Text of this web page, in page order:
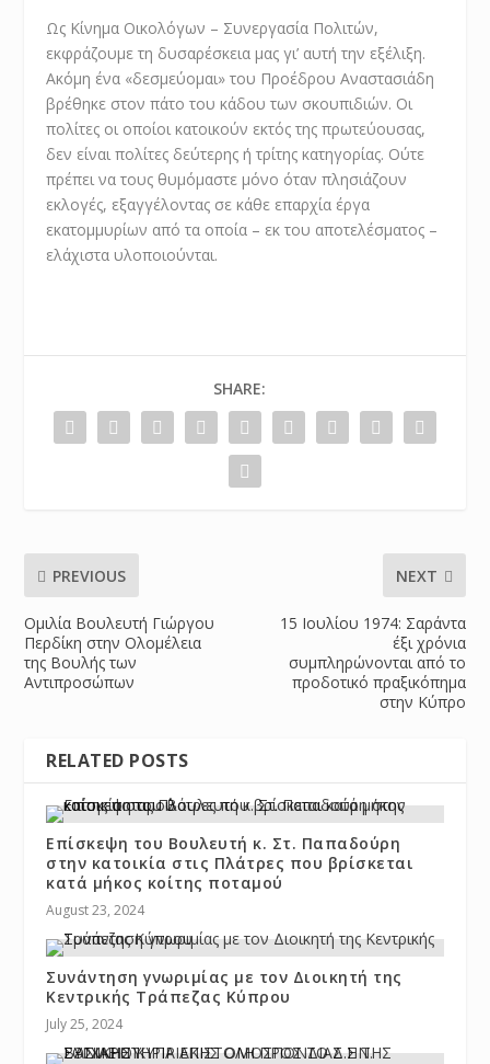
Ως Κίνημα Οικολόγων – Συνεργασία Πολιτών,
εκφράζουμε τη δυσαρέσκεια μας γι’ αυτή την εξέλιξη.
Ακόμη ένα «δεσμεύομαι» του Προέδρου Αναστασιάδη
βρέθηκε στον πάτο του κάδου των σκουπιδιών. Οι
πολίτες οι οποίοι κατοικούν εκτός της πρωτεύουσας,
δεν είναι πολίτες δεύτερης ή τρίτης κατηγορίας. Ούτε
πρέπει να τους θυμόμαστε μόνο όταν πλησιάζουν
εκλογές, εξαγγέλοντας σε κάθε επαρχία έργα
εκατομμυρίων από τα οποία – εκ του αποτελέσματος –
ελάχιστα υλοποιούνται.
SHARE:
PREVIOUS
Ομιλία Βουλευτή Γιώργου
Περδίκη στην Ολομέλεια
της Βουλής των
Αντιπροσώπων
NEXT
15 Ιουλίου 1974: Σαράντα
έξι χρόνια
συμπληρώνονται από το
προδοτικό πραξικόπημα
στην Κύπρο
RELATED POSTS
Επίσκεψη του Βουλευτή κ. Στ. Παπαδούρη
στην κατοικία στις Πλάτρες που βρίσκεται
κατά μήκος κοίτης ποταμού
August 23, 2024
Συνάντηση γνωριμίας με τον Διοικητή της
Κεντρικής Τράπεζας Κύπρου
July 25, 2024